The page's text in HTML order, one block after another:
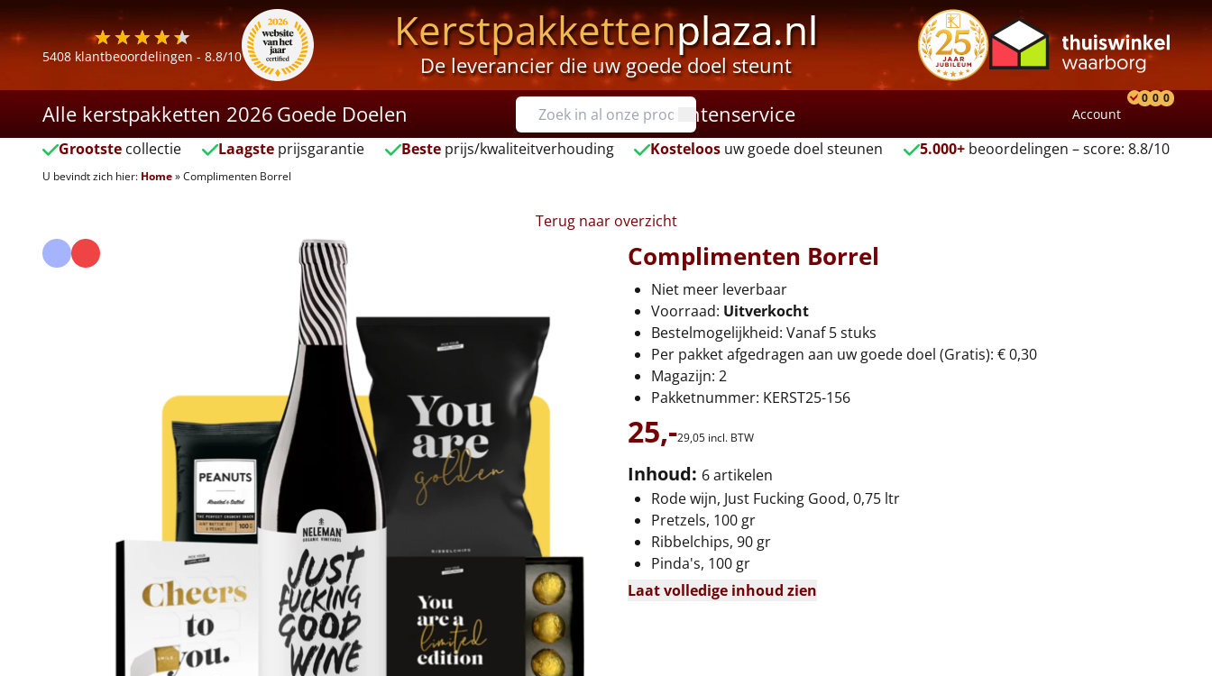
5408 klantbeoordelingen - 8.8/10 Kerstpakkettenplaza.nl
De leverancier die uw goede doel steunt
Alle kerstpakketten 2026 Goede Doelen Klantenservice Account
0 0 0
Grootste collectie Laagsteprijsgarantie Besteprijs/kwaliteitverhouding Kosteloos uw goede doel steunen 5.000+ beoordelingen – score: 8.8/10
U bevindt zich hier: Home»Complimenten Borrel
Terug naar overzicht
Complimenten Borrel
Niet meer leverbaar
Voorraad: Uitverkocht
Bestelmogelijkheid: Vanaf 5 stuks
Per pakket afgedragen aan uw goede doel (Gratis): € 0,30
Magazijn: 2
Pakketnummer: KERST25-156
25,-29,05 incl. BTW
Inhoud: 6 artikelen
Rode wijn, Just Fucking Good, 0,75 ltr
Pretzels, 100 gr
Ribbelchips, 90 gr
Pinda's, 100 gr
Laat volledige inhoud zien